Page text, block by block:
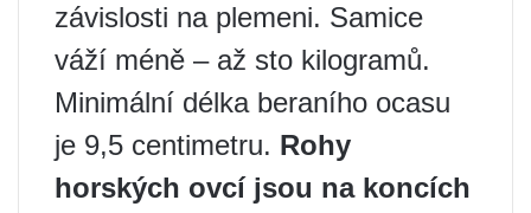
závislosti na plemeni. Samice
váží méně – až sto kilogramů.
Minimální délka beraního ocasu
je 9,5 centimetru. Rohy
horských ovcí jsou na koncích